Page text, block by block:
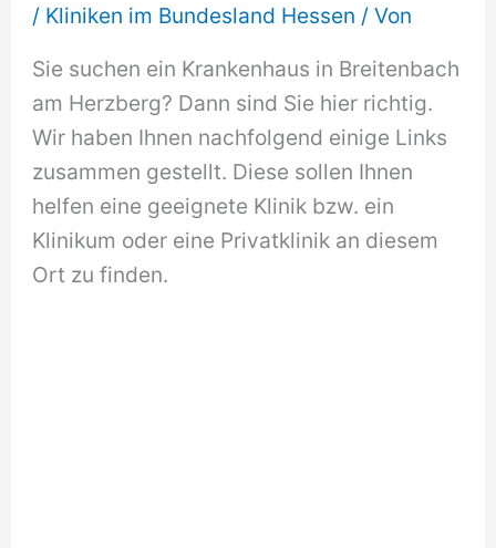
/ Kliniken im Bundesland Hessen / Von
Sie suchen ein Krankenhaus in Breitenbach
am Herzberg? Dann sind Sie hier richtig.
Wir haben Ihnen nachfolgend einige Links
zusammen gestellt. Diese sollen Ihnen
helfen eine geeignete Klinik bzw. ein
Klinikum oder eine Privatklinik an diesem
Ort zu finden.